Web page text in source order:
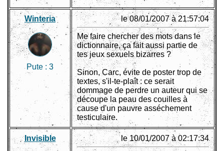
Winteria
Pute : 3
le 08/01/2007 à 21:57:04
Me faire chercher des mots dans le
dictionnaire, ça fait aussi partie de
tes jeux sexuels bizarres ?
Sinon, Carc, évite de poster trop de
textes, s'il-te-plaît : ce serait
dommage de perdre un auteur qui se
découpe la peau des couilles à
cause d'un pauvre asséchement
testiculaire.
Invisible le 10/01/2007 à 02:17:34